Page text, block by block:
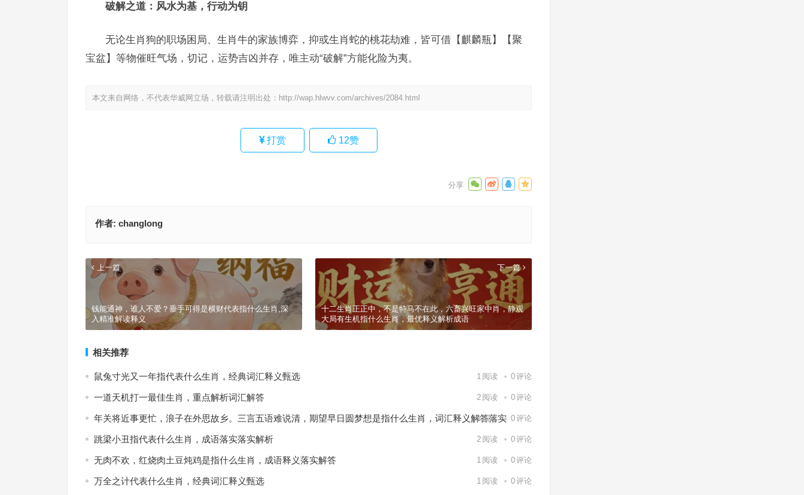
破解之道：风水为基，行动为钥
无论生肖狗的职场困局、生肖牛的家族博弈，抑或生肖蛇的桃花劫难，皆可借【麒麟瓶】【聚
宝盆】等物催旺气场，切记，运势吉凶并存，唯主动“破解”方能化险为夷。
本文来自网络，不代表华威网立场，转载请注明出处： http://wap.hlwvv.com/archives/2084.html
打赏 12赞
作者: changlong
上一篇
钱能通神，谁人不爱？垂手可得是横财代表指什么生肖,深
入精准解读释义
下一篇
十二生肖正正中，不是特马不在此，六畜兴旺家中肖，静观
大局有生机指什么生肖，最优释义解析成语
相关推荐
鼠兔寸光又一年指代表什么生肖，经典词汇释义甄选 1 阅读 0评论
一道天机打一最佳生肖，重点解析词汇解答 2 阅读 0评论
年关将近事更忙，浪子在外思故乡。三言五语难说清，期望早日圆梦想是指什么生肖，词汇释义解答落实
1阅读 0评论
跳梁小丑指代表什么生肖，成语落实落实解析 2 阅读 0评论
无肉不欢，红烧肉土豆炖鸡是指什么生肖，成语释义落实解答 1 阅读 0评论
万全之计代表什么生肖，经典词汇释义甄选 1 阅读 0评论